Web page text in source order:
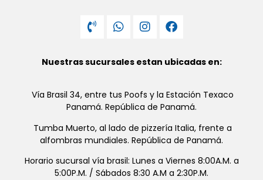
Nuestras sucursales estan ubicadas en:
Vía Brasil 34, entre tus Poofs y la Estación Texaco
Panamá. República de Panamá.
Tumba Muerto, al lado de pizzería Italia, frente a
alfombras mundiales. República de Panamá.
Horario sucursal vía brasil: Lunes a Viernes 8:00A.M. a
5:00P.M. / Sábados 8:30 A.M a 2:30P.M.